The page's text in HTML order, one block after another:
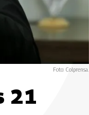
Foto: Colprensa.
21